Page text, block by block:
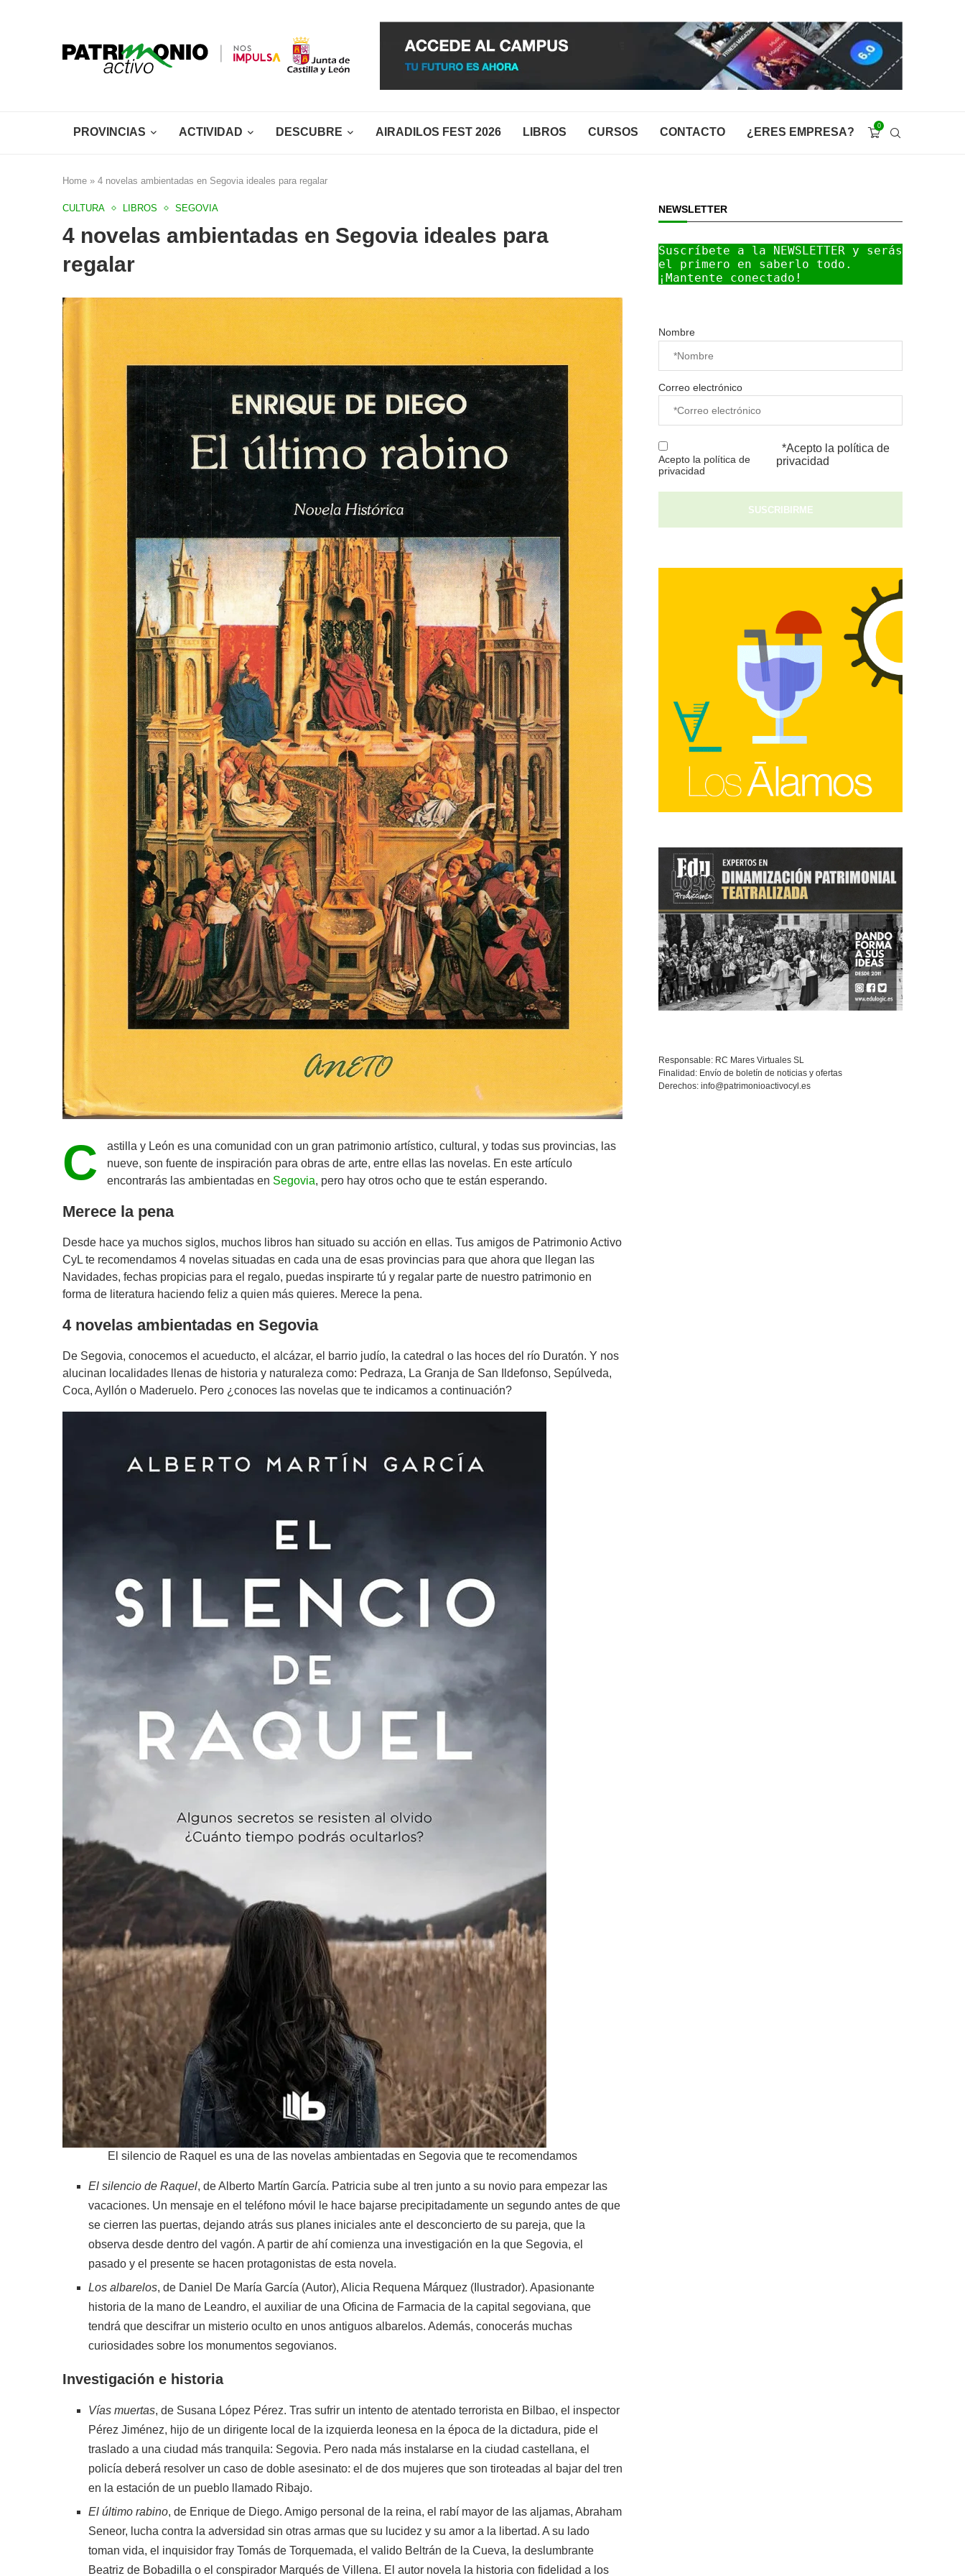
PROVINCIAS ACTIVIDAD DESCUBRE AIRADILOS FEST 2026 LIBROS CURSOS CONTACTO ¿ERES EMPRESA? 0
Home » 4 novelas ambientadas en Segovia ideales para regalar
CULTURA LIBROS SEGOVIA
4 novelas ambientadas en Segovia ideales para
regalar
C
astilla y León es una comunidad con un gran patrimonio artístico, cultural, y todas sus provincias, las
nueve, son fuente de inspiración para obras de arte, entre ellas las novelas. En este artículo
encontrarás las ambientadas en Segovia, pero hay otros ocho que te están esperando.
Merece la pena
Desde hace ya muchos siglos, muchos libros han situado su acción en ellas. Tus amigos de Patrimonio Activo
CyL te recomendamos 4 novelas situadas en cada una de esas provincias para que ahora que llegan las
Navidades, fechas propicias para el regalo, puedas inspirarte tú y regalar parte de nuestro patrimonio en
forma de literatura haciendo feliz a quien más quieres. Merece la pena.
4 novelas ambientadas en Segovia
De Segovia, conocemos el acueducto, el alcázar, el barrio judío, la catedral o las hoces del río Duratón. Y nos
alucinan localidades llenas de historia y naturaleza como: Pedraza, La Granja de San Ildefonso, Sepúlveda,
Coca, Ayllón o Maderuelo. Pero ¿conoces las novelas que te indicamos a continuación?
El silencio de Raquel es una de las novelas ambientadas en Segovia que te recomendamos
El silencio de Raquel, de Alberto Martín García. Patricia sube al tren junto a su novio para empezar las
vacaciones. Un mensaje en el teléfono móvil le hace bajarse precipitadamente un segundo antes de que
se cierren las puertas, dejando atrás sus planes iniciales ante el desconcierto de su pareja, que la
observa desde dentro del vagón. A partir de ahí comienza una investigación en la que Segovia, el
pasado y el presente se hacen protagonistas de esta novela.
Los albarelos, de Daniel De María García (Autor), Alicia Requena Márquez (Ilustrador). Apasionante
historia de la mano de Leandro, el auxiliar de una Oficina de Farmacia de la capital segoviana, que
tendrá que descifrar un misterio oculto en unos antiguos albarelos. Además, conocerás muchas
curiosidades sobre los monumentos segovianos.
Investigación e historia
Vías muertas, de Susana López Pérez. Tras sufrir un intento de atentado terrorista en Bilbao, el inspector
Pérez Jiménez, hijo de un dirigente local de la izquierda leonesa en la época de la dictadura, pide el
traslado a una ciudad más tranquila: Segovia. Pero nada más instalarse en la ciudad castellana, el
policía deberá resolver un caso de doble asesinato: el de dos mujeres que son tiroteadas al bajar del tren
en la estación de un pueblo llamado Ribajo.
El último rabino, de Enrique de Diego. Amigo personal de la reina, el rabí mayor de las aljamas, Abraham
Seneor, lucha contra la adversidad sin otras armas que su lucidez y su amor a la libertad. A su lado
toman vida, el inquisidor fray Tomás de Torquemada, el valido Beltrán de la Cueva, la deslumbrante
Beatriz de Bobadilla o el conspirador Marqués de Villena. El autor novela la historia con fidelidad a los
NEWSLETTER
Suscríbete a la NEWSLETTER y serás
el primero en saberlo todo.
¡Mantente conectado!
Nombre
Correo electrónico
Acepto la política de
privacidad
*Acepto la política de
privacidad
Responsable: RC Mares Virtuales SL
Finalidad: Envío de boletín de noticias y ofertas
Derechos: info@patrimonioactivocyl.es